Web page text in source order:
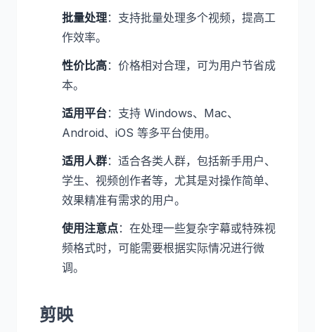
批量处理：支持批量处理多个视频，提高工
作效率。
性价比高：价格相对合理，可为用户节省成
本。
适用平台：支持 Windows、Mac、
Android、iOS 等多平台使用。
适用人群：适合各类人群，包括新手用户、
学生、视频创作者等，尤其是对操作简单、
效果精准有需求的用户。
使用注意点：在处理一些复杂字幕或特殊视
频格式时，可能需要根据实际情况进行微
调。
剪映